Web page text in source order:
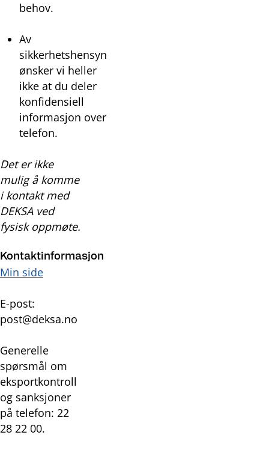
behov.
Av
sikkerhetshensyn
ønsker vi heller
ikke at du deler
konfidensiell
informasjon over
telefon.
Det er ikke
mulig å komme
i kontakt med
DEKSA ved
fysisk oppmøte.
Kontaktinformasjon
Min side
E-post:
post@deksa.no
Generelle
spørsmål om
eksportkontroll
og sanksjoner
på telefon: 22
28 22 00.